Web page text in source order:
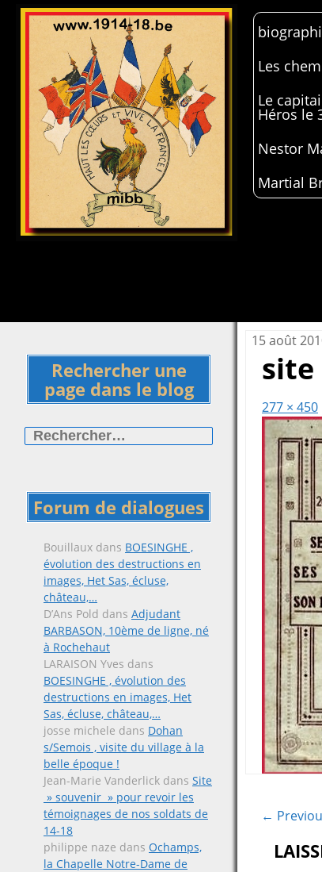
Les
Le
Héros le
Nestor
Martial
Rechercher une
page dans le blog
Forum de dialogues
Bouillaux dans BOESINGHE ,
évolution des destructions en
images, Het Sas, écluse,
château,…
D’Ans Pold dans Adjudant
BARBASON, 10ème de ligne, né
à Rochehaut
LARAISON Yves dans
BOESINGHE , évolution des
destructions en images, Het
Sas, écluse, château,…
josse michele dans Dohan
s/Semois , visite du village à la
belle époque !
Jean-Marie Vanderlick dans Site
» souvenir » pour revoir les
témoignages de nos soldats de
14-18
philippe naze dans Ochamps,
la Chapelle Notre-Dame de
15 août
site
277 × 450
←